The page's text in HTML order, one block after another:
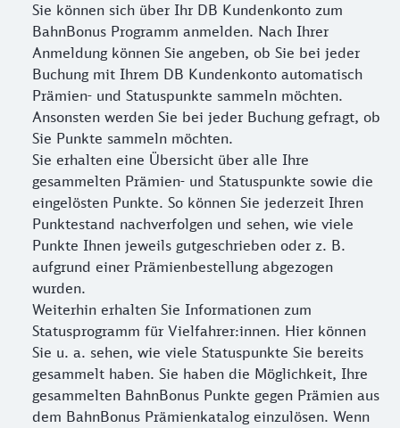
Sie können sich über Ihr DB Kundenkonto zum
BahnBonus Programm anmelden. Nach Ihrer
Anmeldung können Sie angeben, ob Sie bei jeder
Buchung mit Ihrem DB Kundenkonto automatisch
Prämien- und Statuspunkte sammeln möchten.
Ansonsten werden Sie bei jeder Buchung gefragt, ob
Sie Punkte sammeln möchten.
Sie erhalten eine Übersicht über alle Ihre
gesammelten Prämien- und Statuspunkte sowie die
eingelösten Punkte. So können Sie jederzeit Ihren
Punktestand nachverfolgen und sehen, wie viele
Punkte Ihnen jeweils gutgeschrieben oder z. B.
aufgrund einer Prämienbestellung abgezogen
wurden.
Weiterhin erhalten Sie Informationen zum
Statusprogramm für Vielfahrer:innen. Hier können
Sie u. a. sehen, wie viele Statuspunkte Sie bereits
gesammelt haben. Sie haben die Möglichkeit, Ihre
gesammelten BahnBonus Punkte gegen Prämien aus
dem BahnBonus Prämienkatalog einzulösen. Wenn